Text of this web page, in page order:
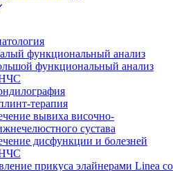
функциональный анализ
функциональный анализ
терапия
вывиха височно-
сустава
дисфункции и болезней
прикуса элайнерами Linea со